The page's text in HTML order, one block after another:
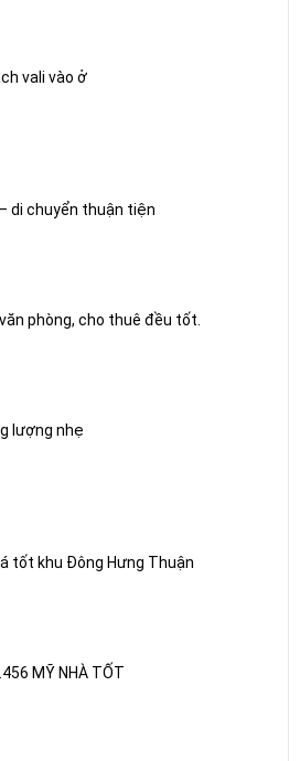
vali vào ở
di chuyển thuận tiện
phòng, cho thuê đều tốt.
lượng nhẹ
tốt khu Đông Hưng Thuận
MỸ NHÀ TỐT